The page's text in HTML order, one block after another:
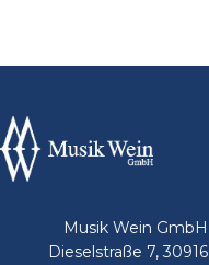
Musik Wein GmbH
Dieselstraße 7, 30916